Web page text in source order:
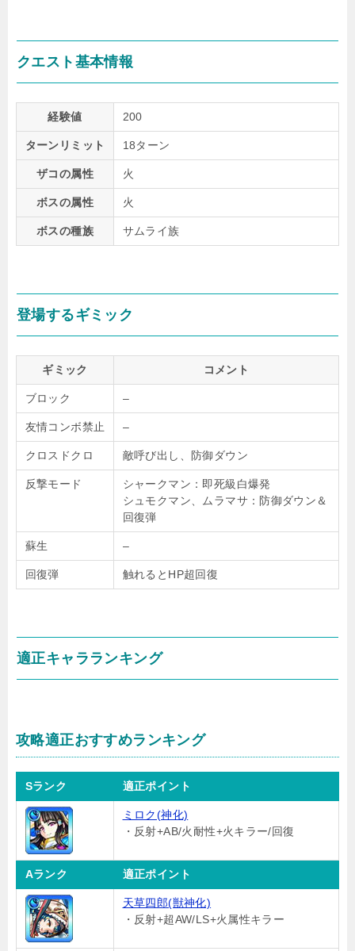
クエスト基本情報
経験値 200
ターンリミット 18ターン
ザコの属性 火
ボスの属性 火
ボスの種族 サムライ族
登場するギミック
ギミック コメント
ブロック –
友情コンボ禁止 –
クロスドクロ 敵呼び出し、防御ダウン
反撃モード
シャークマン：即死級白爆発
シュモクマン、ムラマサ：防御ダウン＆
回復弾
蘇生 –
回復弾 触れるとHP超回復
適正キャラランキング
攻略適正おすすめランキング
Sランク 適正ポイント
ミロク(神化)
・反射+AB/火耐性+火キラー/回復
Aランク 適正ポイント
天草四郎(獣神化)
・反射+超AW/LS+火属性キラー